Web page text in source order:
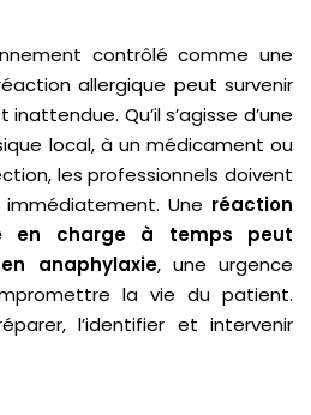
contrôlé comme une
allergique peut survenir
Qu’il s’agisse d’une
local, à un médicament ou
les professionnels doivent
Une réaction
en charge à temps peut
anaphylaxie, une urgence
la vie du patient.
l’identifier et intervenir